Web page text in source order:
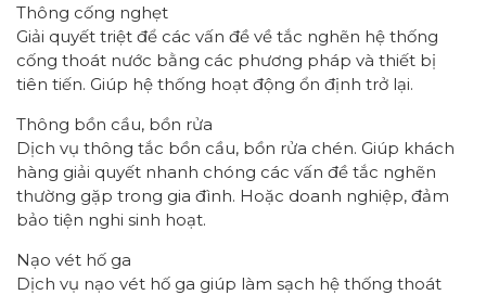
Thông cống nghẹt
Giải quyết triệt để các vấn đề về tắc nghẽn hệ thống
cống thoát nước bằng các phương pháp và thiết bị
tiên tiến. Giúp hệ thống hoạt động ổn định trở lại.
Thông bồn cầu, bồn rửa
Dịch vụ thông tắc bồn cầu, bồn rửa chén. Giúp khách
hàng giải quyết nhanh chóng các vấn đề tắc nghẽn
thường gặp trong gia đình. Hoặc doanh nghiệp, đảm
bảo tiện nghi sinh hoạt.
Nạo vét hố ga
Dịch vụ nạo vét hố ga giúp làm sạch hệ thống thoát